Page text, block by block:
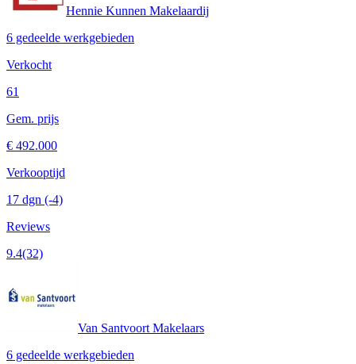
Hennie Kunnen Makelaardij
6 gedeelde werkgebieden
Verkocht
61
Gem. prijs
€ 492.000
Verkooptijd
17 dgn (-4)
Reviews
9.4(32)
Van Santvoort Makelaars
6 gedeelde werkgebieden